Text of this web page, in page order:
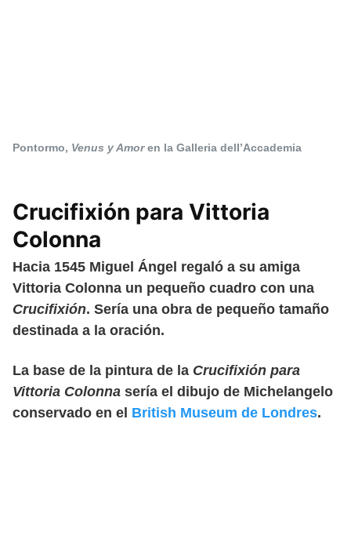
Pontormo, Venus y Amoren la Galleria dell’Accademia
Crucifixión para Vittoria
Colonna
Hacia 1545 Miguel Ángel regaló a su amiga
Vittoria Colonna un pequeño cuadro con una
Crucifixión. Sería una obra de pequeño tamaño
destinada a la oración.
La base de la pintura de la Crucifixión para
Vittoria Colonna sería el dibujo de Michelangelo
conservado en el British Museum de Londres.